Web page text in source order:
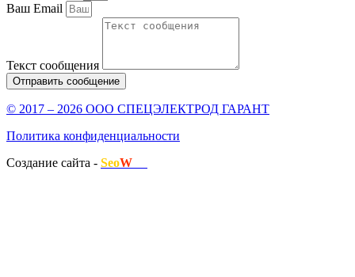
Ваш Email
Текст сообщения
Отправить сообщение
© 2017 – 2026 ООО СПЕЦЭЛЕКТРОД ГАРАНТ
Политика конфиденциальности
Создание сайта - SeoW.ru